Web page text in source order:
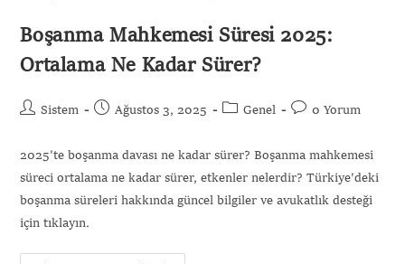
Boşanma Mahkemesi Süresi 2025:
Ortalama Ne Kadar Sürer?
Sistem Ağustos 3, 2025 Genel 0 Yorum
2025'te boşanma davası ne kadar sürer? Boşanma mahkemesi
süreci ortalama ne kadar sürer, etkenler nelerdir? Türkiye'deki
boşanma süreleri hakkında güncel bilgiler ve avukatlık desteği
için tıklayın.